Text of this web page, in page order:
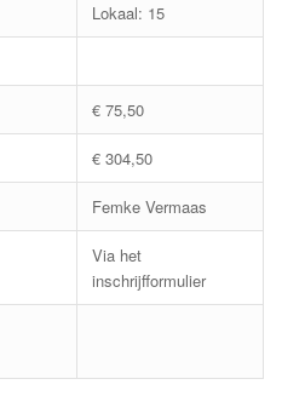
Lokaal: 15
€ 75,50
€ 304,50
Femke Vermaas
Via het
inschrijfformulier